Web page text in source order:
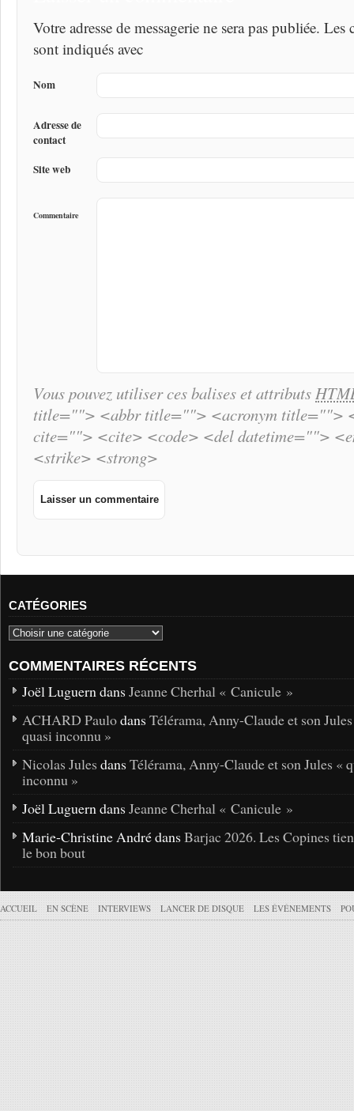
Votre adresse de messagerie ne sera pas publiée.
sont indiqués avec
Nom
Adresse de
contact
Site web
Commentaire
Vous pouvez utiliser ces balises et attributs
title=""> <abbr title=""> <acronym title="">
cite=""> <cite> <code> <del datetime="">
<strike> <strong>
CATÉGORIES
COMMENTAIRES RÉCENTS
Joël Luguern dans Jeanne Cherhal « Canicule »
ACHARD Paulodans Télérama, Anny-Claude et son
quasi inconnu »
Nicolas Jules dans Télérama, Anny-Claude et son Jules «
inconnu »
Joël Luguern dans Jeanne Cherhal « Canicule »
Marie-Christine André dans Barjac 2026. Les Copines
le bon bout
ACCUEIL EN SCÈNE INTERVIEWS LANCER DE DISQUE LES ÉVÉNEMENTS